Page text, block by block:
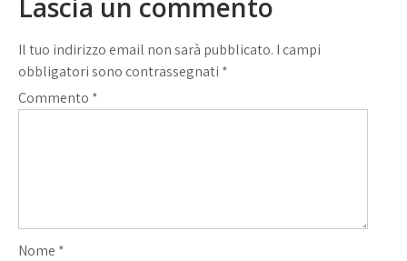
Lascia un commento
Il tuo indirizzo email non sarà pubblicato. I campi
obbligatori sono contrassegnati *
Commento *
Nome *